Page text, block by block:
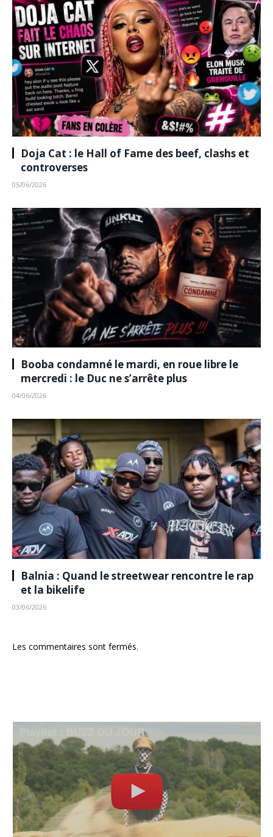
Doja Cat : le Hall of Fame des beef, clashs et
controverses
05/06/2026
Booba condamné le mardi, en roue libre le
mercredi : le Duc ne s’arrête plus
04/06/2026
Balnia : Quand le streetwear rencontre le rap
et la bikelife
03/06/2026
Les commentaires sont fermés.